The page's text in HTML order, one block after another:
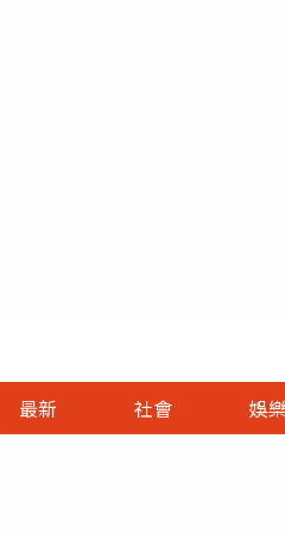
最新 社會 娛樂
娛樂首頁
即時
財經首頁
熱線
政